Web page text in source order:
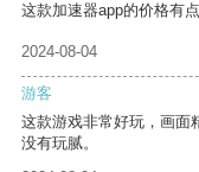
这款加速器app的价格有
2024-08-04
游客
这款游戏非常好玩，画面
没有玩腻。